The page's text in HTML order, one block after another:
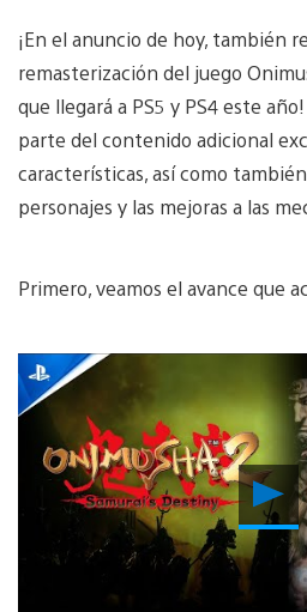
¡En el anuncio de hoy, también
remasterización del juego
que llegará a PS5 y PS4 este
parte del contenido adicional
características, así como
personajes y las mejoras a las
Primero, veamos el avance que